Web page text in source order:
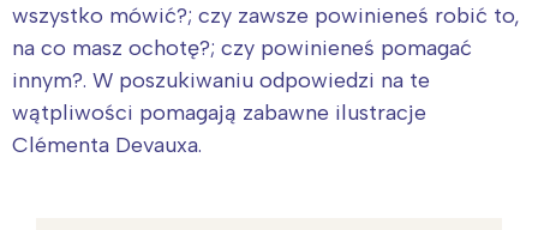
wszystko mówić?; czy zawsze powinieneś robić to,
na co masz ochotę?; czy powinieneś pomagać
innym?. W poszukiwaniu odpowiedzi na te
wątpliwości pomagają zabawne ilustracje
Clémenta Devauxa.